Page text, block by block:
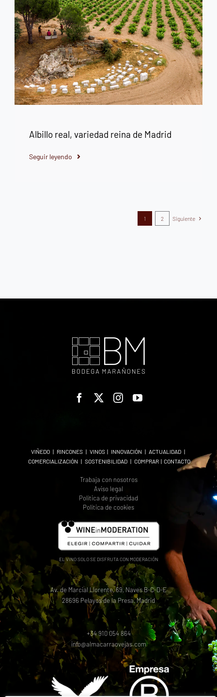
Albillo real, variedad reina de Madrid
Seguir leyendo
1 2 Siguiente
VIÑEDO | RINCONES | VINOS | INNOVACIÓN | ACTUALIDAD |
COMERCIALIZACIÓN | SOSTENIBILIDAD| COMPRAR| CONTACTO
Trabaja con nosotros
Aviso legal
Política de privacidad
Política de cookies
EL VINO SOLO SE DISFRUTA CON MODERACIÓN
Av. de Marcial Llorente, 69, Naves B-C-D-E
28696 Pelayos de la Presa, Madrid
+34 910 054 864
info@almacarraovejas.com